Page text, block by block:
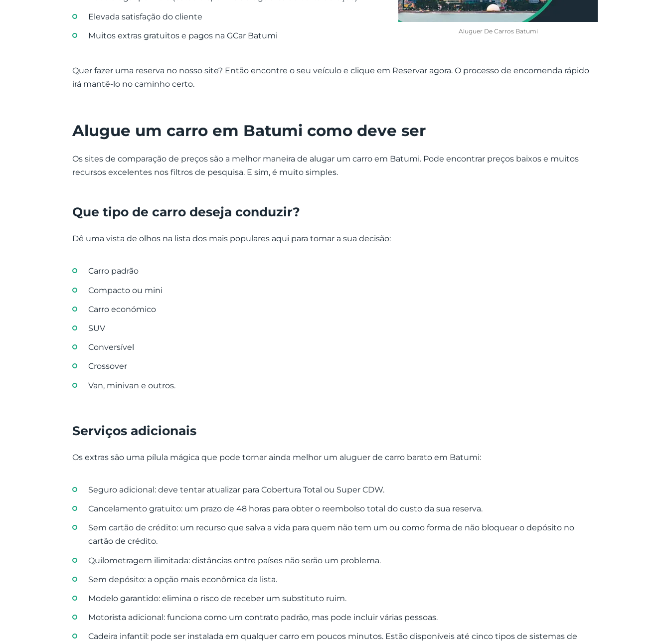
Aluguer De Carros Batumi
Elevada satisfação do cliente
Muitos extras gratuitos e pagos na GCar Batumi
Quer fazer uma reserva no nosso site? Então encontre o seu veículo e clique em Reservar agora. O processo de encomenda rápido
irá mantê-lo no caminho certo.
Alugue um carro em Batumi como deve ser
Os sites de comparação de preços são a melhor maneira de alugar um carro em Batumi. Pode encontrar preços baixos e muitos
recursos excelentes nos filtros de pesquisa. E sim, é muito simples.
Que tipo de carro deseja conduzir?
Dê uma vista de olhos na lista dos mais populares aqui para tomar a sua decisão:
Carro padrão
Compacto ou mini
Carro económico
SUV
Conversível
Crossover
Van, minivan e outros.
Serviços adicionais
Os extras são uma pílula mágica que pode tornar ainda melhor um aluguer de carro barato em Batumi:
Seguro adicional: deve tentar atualizar para Cobertura Total ou Super CDW.
Cancelamento gratuito: um prazo de 48 horas para obter o reembolso total do custo da sua reserva.
Sem cartão de crédito: um recurso que salva a vida para quem não tem um ou como forma de não bloquear o depósito no
cartão de crédito.
Quilometragem ilimitada: distâncias entre países não serão um problema.
Sem depósito: a opção mais econômica da lista.
Modelo garantido: elimina o risco de receber um substituto ruim.
Motorista adicional: funciona como um contrato padrão, mas pode incluir várias pessoas.
Cadeira infantil: pode ser instalada em qualquer carro em poucos minutos. Estão disponíveis até cinco tipos de sistemas de